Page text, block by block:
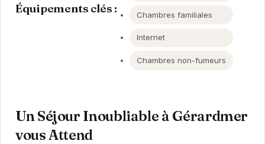
Équipements clés : Chambres familiales
Internet
Chambres non-fumeurs
Un Séjour Inoubliable à Gérardmer
vous Attend